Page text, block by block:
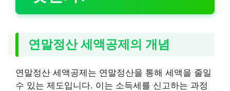
연말정산 세액공제의 개념
연말정산 세액공제는 연말정산을 통해 세액을 줄일
수 있는 제도입니다. 이는 소득세를 신고하는 과정